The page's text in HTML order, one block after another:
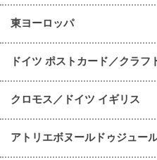
東ヨーロッパ
ドイツ ポストカード／クラフ
クロモス／ドイツ イギリス
アトリエボヌールドゥジュー